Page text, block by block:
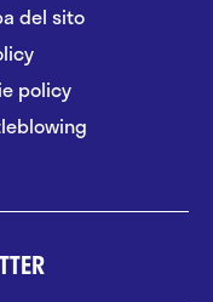
del sito
policy